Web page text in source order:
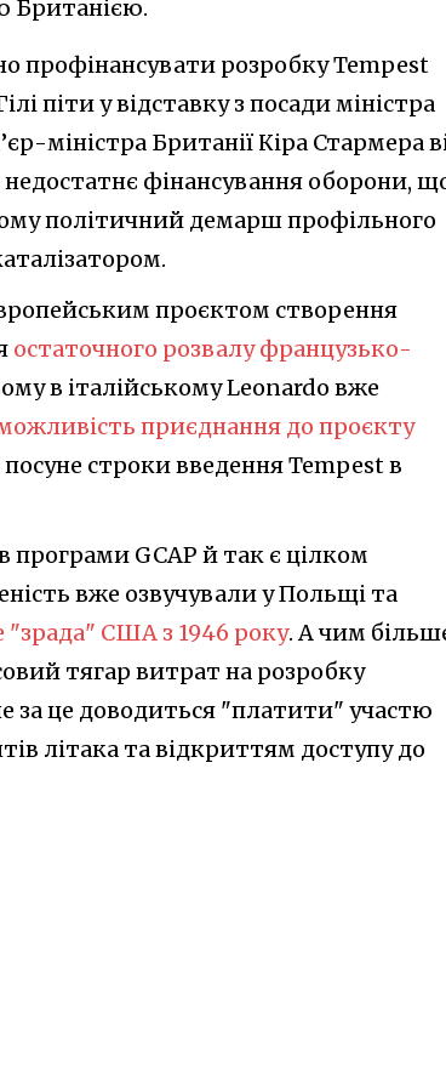
Британією.
профінансувати розробку Tempest
піти у відставку з посади міністра
міністра Британії Кіра Стармера
недостатнє фінансування оборони,
політичний демарш профільного
проєктом створення
остаточного розвалу французько-
в італійському Leonardo вже
приєднання до проєкту
строки введення Tempest в
GCAP й так є цілком
вже озвучували у Польщі та
"зрада" США з 1946 року. А чим
тягар витрат на розробку
за це доводиться "платити" участю
літака та відкриттям доступу до